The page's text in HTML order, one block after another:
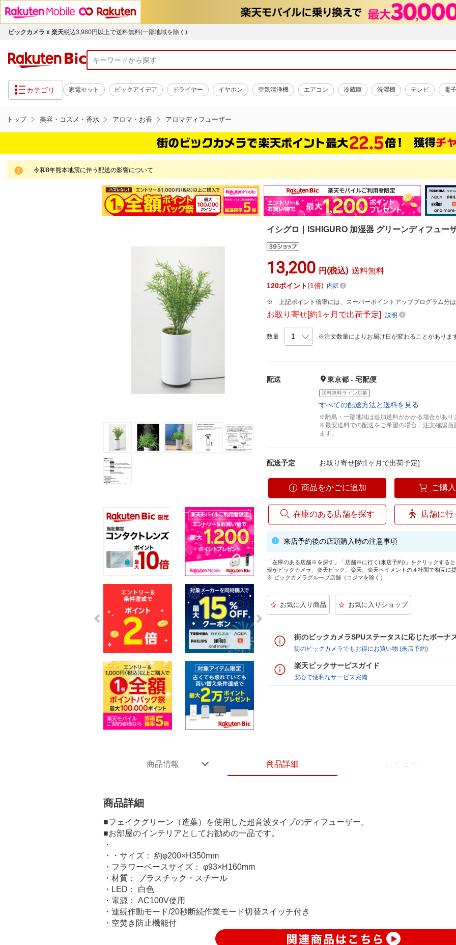
ビックカメラ x 楽天税込3,980円以上で送料無料(一部地域を除く)
カテゴリ 家電セット ビックアイデア ドライヤー イヤホン 空気清浄機 エアコン 冷蔵庫 洗濯機 テレビ 電
トップ 美容・コスメ・香水 アロマ・お香 アロマディフューザー
令和8年熊本地震に伴う配送の影響について
イシグロ｜ISHIGURO 加湿器 グリーンディフュー
13,200 円(税込) 送料無料
120ポイント 1倍 内訳
上記ポイント倍率には、スーパーポイントアッププログラム分
お取り寄せ[約1ヶ月で出荷予定]説明
数量 ※注文数量によりお届け日が変わることがありま
配送 東京都 - 宅配便
送料無料ライン対象
すべての配送方法と送料を見る
※離島・一部地域は追加送料がかかる場合があり
※最安送料での配送をご希望の場合、注文確認
ます。
配送予定 お取り寄せ[約1ヶ月で出荷予定]
商品をかごに追加 ご購
在庫のある店舗を探す 店舗に
来店予約後の店頭購入時の注意事項
「在庫のある店舗※を探す」「店舗※に行く(来店予約)」をクリックする
報がビックカメラ、楽天ビック、楽天、楽天ペイメントの４社間で相互に
※ ビックカメラグループ店舗（コジマを除く）
街のビックカメラSPUステータスに応じたボーナ
街のビックカメラでもお得にお買い物 (来店予約)
楽天ビックサービスガイド
安心で便利なサービス完備
商品情報 商品詳細
商品詳細
■フェイクグリーン（造葉）を使用した超音波タイプのディフューザー。
■お部屋のインテリアとしてお勧めの一品です。
・
・・サイズ： 約φ200×H350mm
・フラワーベースサイズ： φ93×H160mm
・材質： プラスチック・スチール
・LED： 白色
・電源： AC100V使用
・連続作動モード/20秒断続作業モード切替スイッチ付き
・空焚き防止機能付